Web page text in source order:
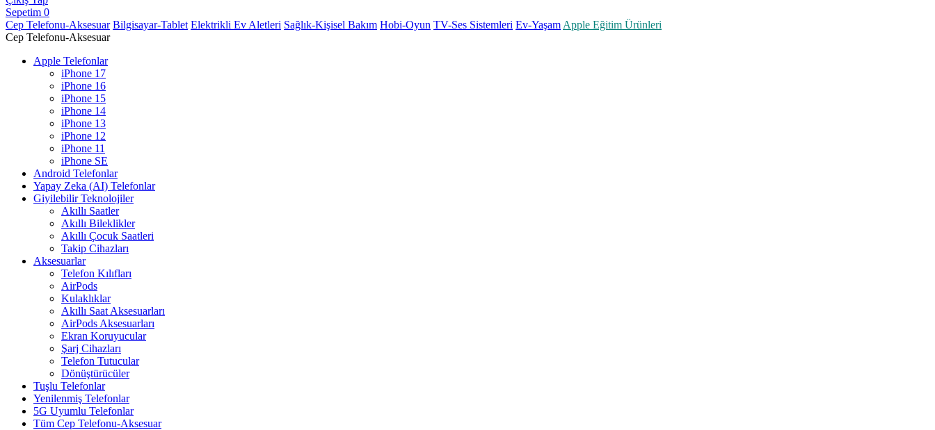
Sepetim 0
Cep Telefonu-Aksesuar Bilgisayar-Tablet Elektrikli Ev Aletleri Sağlık-Kişisel Bakım Hobi-Oyun TV-Ses Sistemleri Ev-Yaşam Apple Eğitim Ürünleri
Cep Telefonu-Aksesuar
Apple Telefonlar
iPhone 17
iPhone 16
iPhone 15
iPhone 14
iPhone 13
iPhone 12
iPhone 11
iPhone SE
Android Telefonlar
Yapay Zeka (AI) Telefonlar
Giyilebilir Teknolojiler
Akıllı Saatler
Akıllı Bileklikler
Akıllı Çocuk Saatleri
Takip Cihazları
Aksesuarlar
Telefon Kılıfları
AirPods
Kulaklıklar
Akıllı Saat Aksesuarları
AirPods Aksesuarları
Ekran Koruyucular
Şarj Cihazları
Telefon Tutucular
Dönüştürücüler
Tuşlu Telefonlar
Yenilenmiş Telefonlar
5G Uyumlu Telefonlar
Tüm Cep Telefonu-Aksesuar